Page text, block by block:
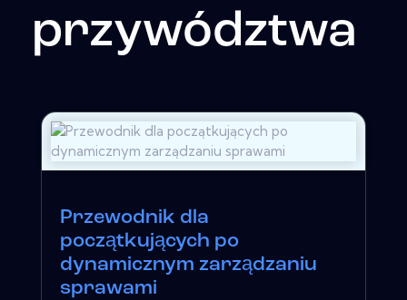
przywództwa
Przewodnik dla
początkujących po
dynamicznym zarządzaniu
sprawami